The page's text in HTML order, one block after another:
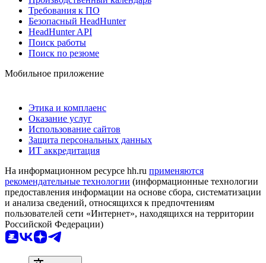
Требования к ПО
Безопасный HeadHunter
HeadHunter API
Поиск работы
Поиск по резюме
Мобильное приложение
Этика и комплаенс
Оказание услуг
Использование сайтов
Защита персональных данных
ИТ аккредитация
На информационном ресурсе hh.ru применяются
рекомендательные технологии (информационные технологии
предоставления информации на основе сбора, систематизации
и анализа сведений, относящихся к предпочтениям
пользователей сети «Интернет», находящихся на территории
Российской Федерации)